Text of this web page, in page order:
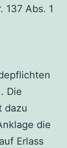
137 Abs. 1
Die
dazu
die
Erlass